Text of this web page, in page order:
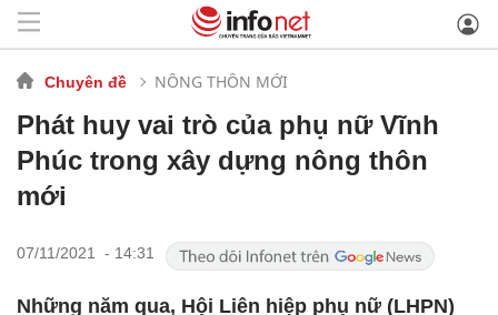
Chuyên đề NÔNG THÔN MỚI
Phát huy vai trò của phụ nữ Vĩnh
Phúc trong xây dựng nông thôn
mới
07/11/2021 - 14:31
Những năm qua, Hội Liên hiệp phụ nữ (LHPN)